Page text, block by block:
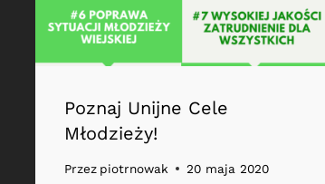
Poznaj Unijne Cele
Młodzieży!
Przez piotrnowak 20 maja 2020